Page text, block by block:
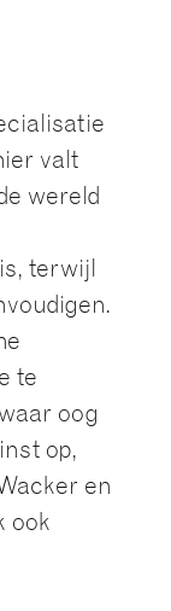
valt
wereld
terwijl
te
oog
op,
en
ook